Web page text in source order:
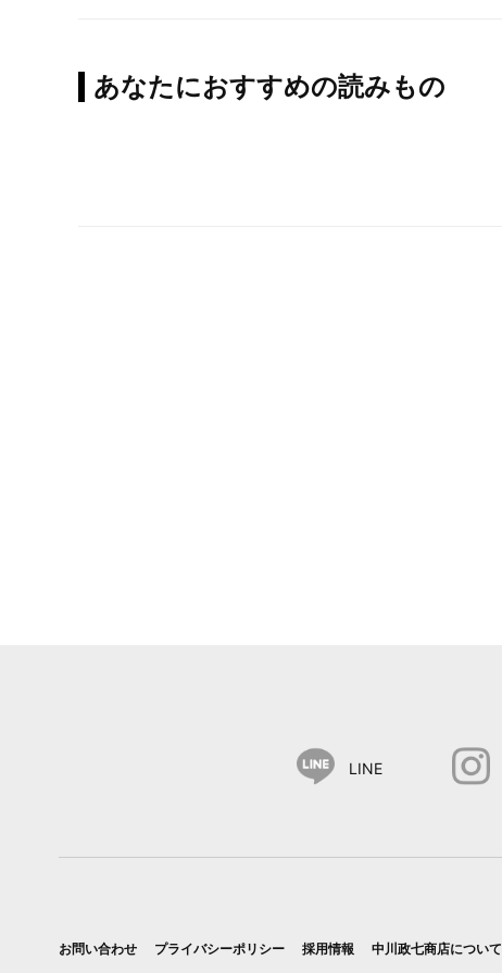
あなたにおすすめの読みもの
LINE
お問い合わせ プライバシーポリシー 採用情報 中川政七商店について